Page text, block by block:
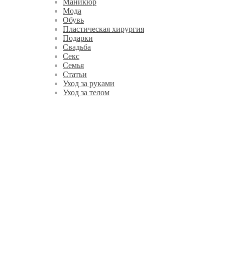
Маникюр
Мода
Обувь
Пластическая хирургия
Подарки
Свадьба
Секс
Семья
Статьи
Уход за руками
Уход за телом